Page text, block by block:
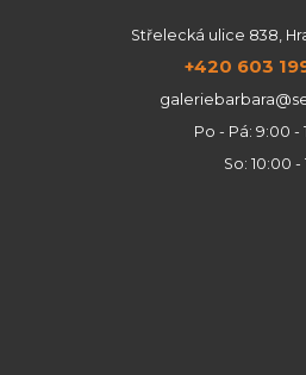
Střelecká ulice 838,
+420 603
Po - Pá: 9:00 -
So: 10:00 -